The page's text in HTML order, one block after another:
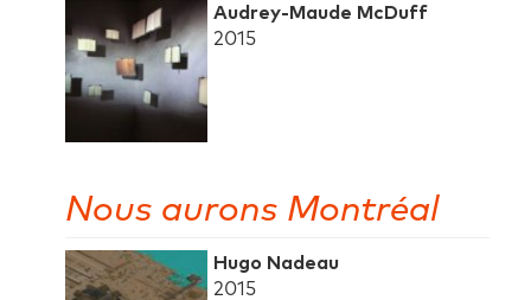
Audrey-Maude McDuff
2015
Nous aurons Montréal
Hugo Nadeau
2015